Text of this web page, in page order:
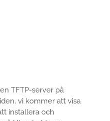
TFTP-server på
vi kommer att visa
installera och